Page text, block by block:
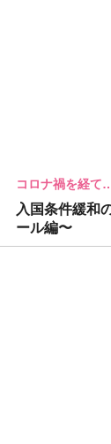
コロナ禍を経て
入国条件緩和
ール編〜